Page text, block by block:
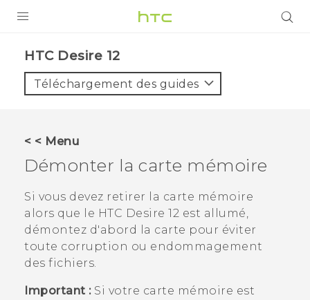
VIVE
ASSISTANCE
Appareils HTC & Accessoires
Connexion
HTC Desire 12‎
Téléchargement des guides
< < Menu
Démonter la carte mémoire
Si vous devez retirer la carte mémoire
alors que le HTC Desire 12 est allumé,
démontez d'abord la carte pour éviter
toute corruption ou endommagement
des fichiers.
Important :Si votre carte mémoire est